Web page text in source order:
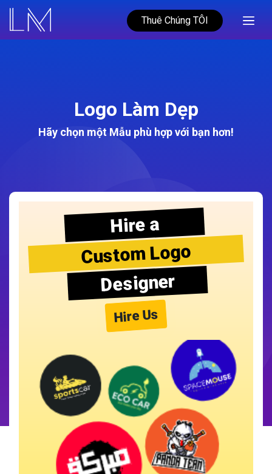
Thuê Chúng TÔI
Logo Làm Dẹp
Hãy chọn một Mẫu phù hợp với bạn hơn!
Hire a
Custom Logo
Designer
Hire Us